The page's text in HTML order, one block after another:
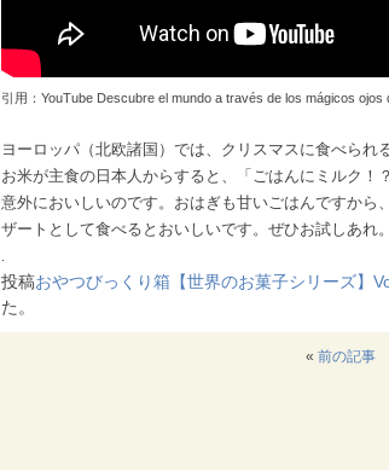
引用：YouTube Descubre el mundo a través de los mágicos
ヨーロッパ（北欧諸国）では、クリスマスに食べられ
お米が主食の日本人からすると、「ごはんにミルク
意外においしいのです。おはぎも甘いごはんですか
ザートとして食べるとおいしいです。ぜひお試しあれ。
投稿おやつびっくり箱【世界のお菓子シリーズ】
た。
« 前の記事